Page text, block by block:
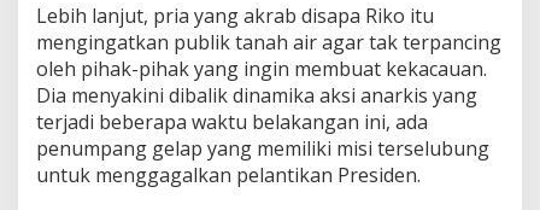
k
s
s
k
a
n
P
e
Lebih lanjut, pria yang akrab disapa Riko itu
mengingatkan publik tanah air agar tak terpancing
oleh pihak-pihak yang ingin membuat kekacauan.
Dia menyakini dibalik dinamika aksi anarkis yang
terjadi beberapa waktu belakangan ini, ada
penumpang gelap yang memiliki misi terselubung
untuk menggagalkan pelantikan Presiden.